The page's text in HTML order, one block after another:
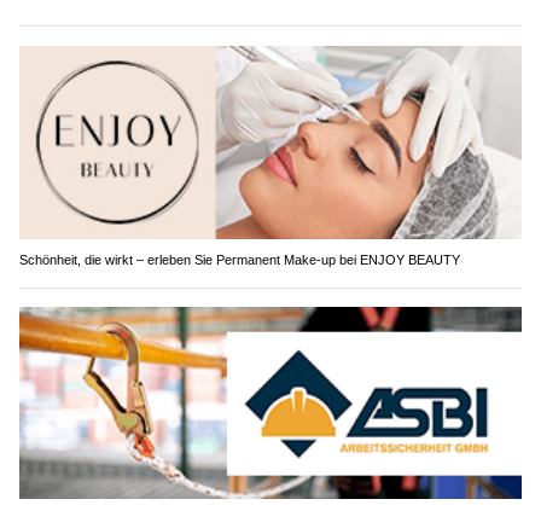
Schönheit, die wirkt – erleben Sie Permanent Make-up bei ENJOY BEAUTY